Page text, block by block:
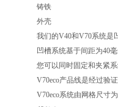
铸铁
外壳
我们的V40和V70系统是
凹槽系统基于间距为40
您可以同时固定和夹紧
V70eco产品线是经过验
V70eco系统由网格尺寸